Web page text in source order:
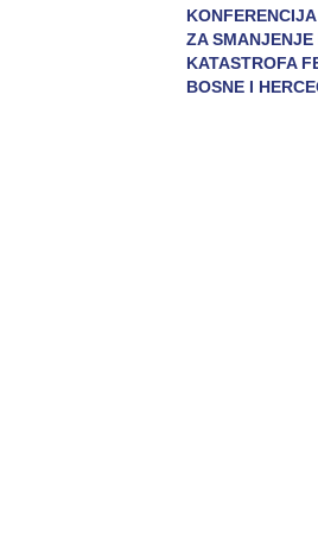
ZA SMANJENJE
KATASTROFA
BOSNE I